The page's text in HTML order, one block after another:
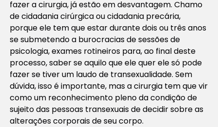
fazer a cirurgia, já estão em desvantagem. Chamo
de cidadania cirúrgica ou cidadania precária,
porque ele tem que estar durante dois ou três anos
se submetendo a burocracias de sessões de
psicologia, exames rotineiros para, ao final deste
processo, saber se aquilo que ele quer ele só pode
fazer se tiver um laudo de transexualidade. Sem
dúvida, isso é importante, mas a cirurgia tem que vir
como um reconhecimento pleno da condição de
sujeito das pessoas transexuais de decidir sobre as
alterações corporais de seu corpo.